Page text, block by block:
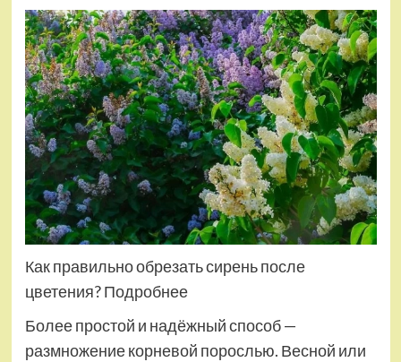
Как правильно обрезать сирень после
цветения? Подробнее
Более простой и надёжный способ —
размножение корневой порослью. Весной или